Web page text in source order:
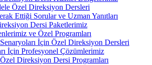
Özel Direksiyon Dersleri
Ettiği Sorular ve Uzman Yanıtları
Dersi Paketlerimiz
ve Özel Programları
İçin Özel Direksiyon Dersleri
İçin Profesyonel Çözümlerimiz
Direksiyon Dersi Programları